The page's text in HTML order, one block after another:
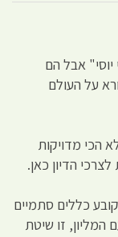
אבל הם
על העולם
הכי מדויקות
הדיון כאן.
כללים סתמיים
המליון, זו שיטת